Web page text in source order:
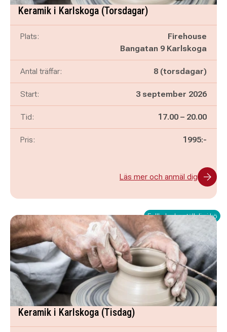
Keramik i Karlskoga (Torsdagar)
Plats:
Firehouse
Bangatan 9 Karlskoga
Antal träffar: 8 (torsdagar)
Start: 3 september 2026
Tid: Pågår mellan
17.00 – och
20.00
Pris: 1995:-
Läs mer och anmäl dig
Fullbokad – ställ dig i kö
Keramik i Karlskoga (Tisdag)